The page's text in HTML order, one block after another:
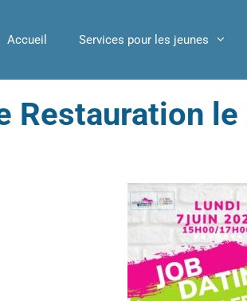
Accueil Services pour les jeunes
Restauration le